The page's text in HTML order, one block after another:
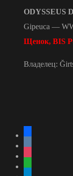
ODYSSEUS
Gipeuca —
Щенок, BIS
Владелец: